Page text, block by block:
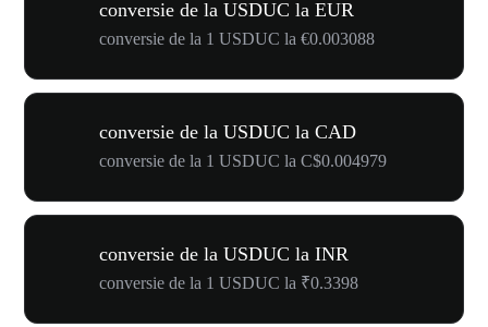
conversie de la USDUC la EUR
conversie de la 1 USDUC la €0.003088
conversie de la USDUC la CAD
conversie de la 1 USDUC la C$0.004979
conversie de la USDUC la INR
conversie de la 1 USDUC la ₹0.3398